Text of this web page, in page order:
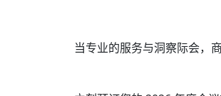
当专业的服务与洞察际会，